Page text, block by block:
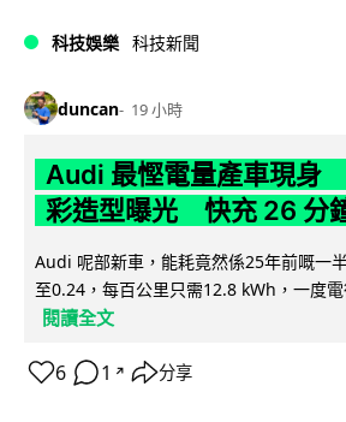
科技娛樂 科技新聞
duncan 19 小時
Audi 最慳電量產車現
彩造型曝光 快充 26 分
Audi 呢部新車，能耗竟然係25年前嘅一
至0.24，每百公里只需12.8 kWh，一度
閱讀全文
6 1 ↗ 分享